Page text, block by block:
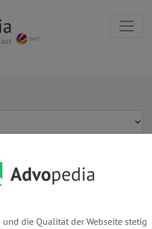
und die Qualität der Webseite stetig